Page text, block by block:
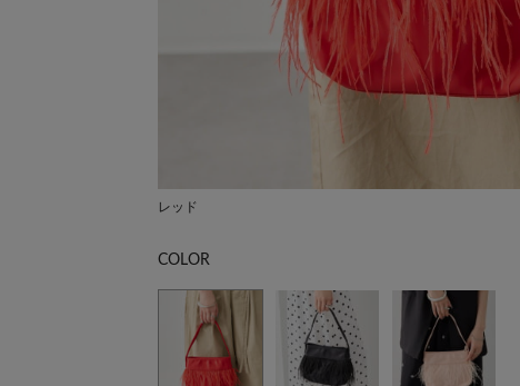
レッド
COLOR